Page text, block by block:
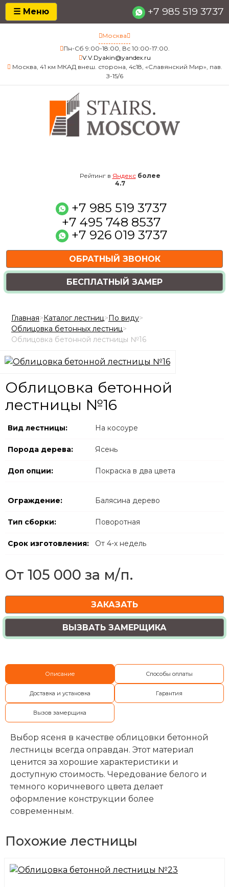
☰ Меню +7 985 519 3737
Москва
Пн-Сб 9:00-18:00, Вс 10:00-17:00.
V.V.Dyakin@yandex.ru
Москва, 41 км МКАД внеш. сторона, 4c18, «Славянский Мир», пав.
З-15/6
Рейтинг в Яндекс более
4.7
+7 985 519 3737
+7 495 748 8537
+7 926 019 3737
ОБРАТНЫЙ ЗВОНОК
БЕСПЛАТНЫЙ ЗАМЕР
Главная> Каталог лестниц> По виду>
Облицовка бетонных лестниц>
Облицовка бетонной лестницы №16
Облицовка бетонной
лестницы №16
Вид лестницы: На косоуре
Порода дерева: Ясень
Доп опции: Покраска в два цвета
Ограждение: Балясина дерево
Тип сборки: Поворотная
Срок изготовления: От 4-х недель
От 105 000 за м/п.
ЗАКАЗАТЬ
ВЫЗВАТЬ ЗАМЕРЩИКА
Описание Способы оплаты
Доставка и установка Гарантия
Вызов замерщика
Выбор ясеня в качестве облицовки бетонной
лестницы всегда оправдан. Этот материал
ценится за хорошие характеристики и
доступную стоимость. Чередование белого и
темного коричневого цвета делает
оформление конструкции более
современным.
Похожие лестницы